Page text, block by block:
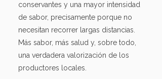
conservantes y una mayor intensidad
de sabor, precisamente porque no
necesitan recorrer largas distancias.
Más sabor, más salud y, sobre todo,
una verdadera valorización de los
productores locales.